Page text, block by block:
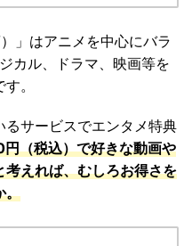
」はアニメを中心にバラ
カル、ドラマ、映画等を
。
サービスでエンタメ特典
（税込）で好きな動画や
えれば、むしろお得さを
。